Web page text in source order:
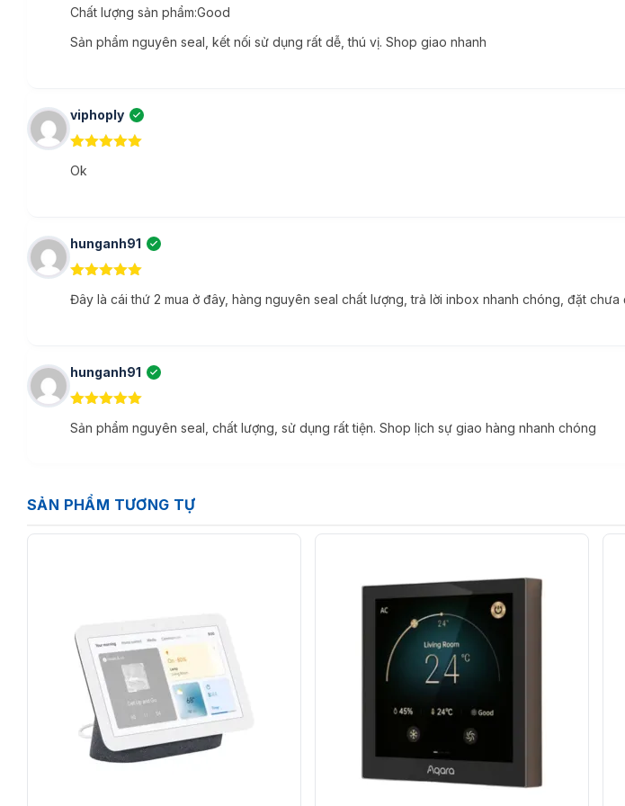
KIỂM SOÁT NGÔI NHÀ THÔNG MINH CỦA BẠN
Google Nest Hub Gen 2nd cũng có khả năng điều khiển nhiều thiết bị thông minh trong nhà
Chất lượng sản phẩm:Good
Sản phẩm nguyên seal, kết nối sử dụng rất dễ, thú vị. Shop giao nhanh
viphoply
Ok
hunganh91
Đây là cái thứ 2 mua ở đây, hàng nguyên seal chất lượng, trả lời inbox nhanh chóng, đặt chưa
hunganh91
Sản phẩm nguyên seal, chất lượng, sử dụng rất tiện. Shop lịch sự giao hàng nhanh chóng
SẢN PHẨM TƯƠNG TỰ